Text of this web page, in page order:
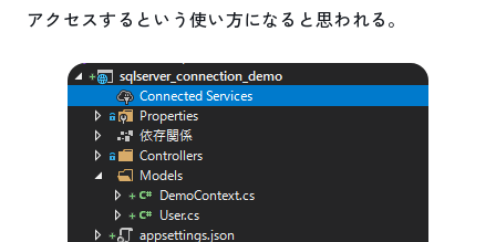
アクセスするという使い方になると思われる。